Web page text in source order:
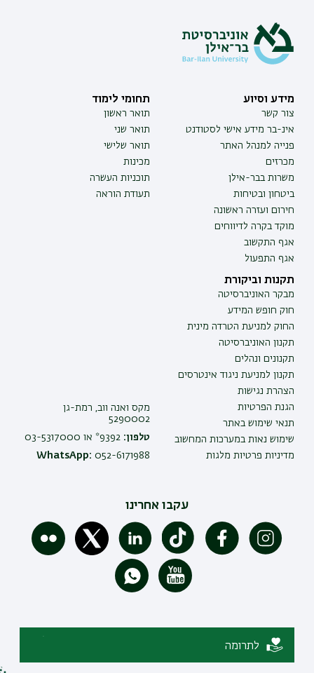
מידע וסיוע
צור קשר
אינ-בר מידע אישי לסטודנט
פנייה למנהל האתר
מכרזים
משרות בבר-אילן
ביטחון ובטיחות
חירום ועזרה ראשונה
מוקד בקרה לדיווחים
אגף התקשוב
אגף התפעול
תחומי לימוד
תואר ראשון
תואר שני
תואר שלישי
מכינות
תוכניות העשרה
תעודת הוראה
תקנות וביקורת
מבקר האוניברסיטה
חוק חופש המידע
החוק למניעת הטרדה מינית
תקנון האוניברסיטה
תקנונים ונהלים
תקנון למניעת ניגוד אינטרסים
הצהרת נגישות
הגנת הפרטיות
תנאי שימוש באתר
שימוש נאות במערכות המחשוב
מדיניות פרטיות מלגות
מקס ואנה ווב, רמת-גן
5290002
טלפון:
WhatsApp: 052-6171988
עקבו אחרינו
לתרומה